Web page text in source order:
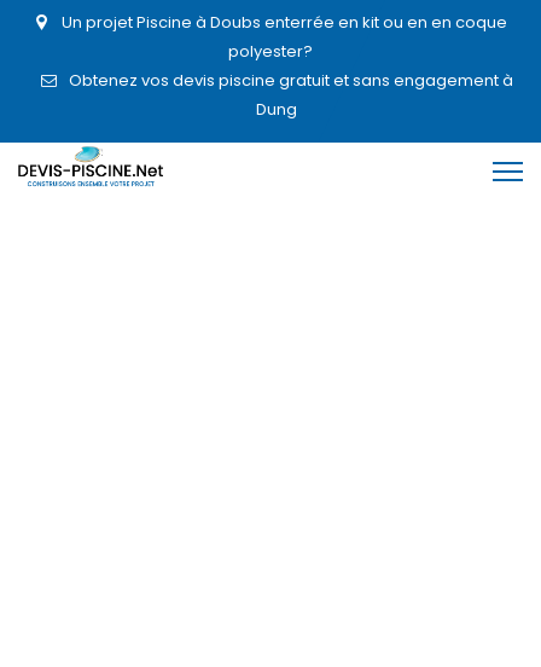
Un projet Piscine à Doubs enterrée en kit ou en en coque
polyester?
Obtenez vos devis piscine gratuit et sans engagement à
Dung